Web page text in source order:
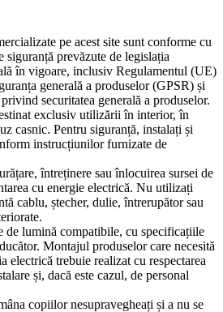
pe acest site sunt conforme cu
siguranță prevăzute de legislația
în vigoare, inclusiv Regulamentul (UE)
generală a produselor (GPSR) și
securitatea generală a produselor.
exclusiv utilizării în interior, în
casnic. Pentru siguranță, instalați și
instrucțiunilor furnizate de
întreținere sau înlocuirea sursei de
cu energie electrică. Nu utilizați
cablu, ștecher, dulie, întrerupător sau
de lumină compatibile, cu specificațiile
Montajul produselor care necesită
electrică trebuie realizat cu respectarea
și, dacă este cazul, de personal
copiilor nesupravegheați și a nu se